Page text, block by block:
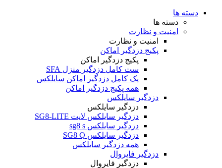
دسته ها
دسته ها
امنیت و نظارت
امنیت و نظارت
پکیج دزدگیر اماکن
پکیج دزدگیر اماکن
ست کامل دزدگیر منزل SFA
پک کامل دزدگیر اماکن سایلکس
همه پکیج دزدگیر اماکن
دزدگیر سایلکس
دزدگیر سایلکس
دزدگیر سایلکس لایت SG8-LITE
دزدگیر سایلکس sg8 s
دزدگیر سایلکس SG8 Q
همه دزدگیر سایلکس
دزدگیر فایروال
دزدگیر فایروال